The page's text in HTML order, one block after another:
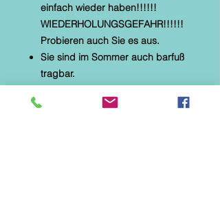
einfach wieder haben!!!!!!
WIEDERHOLUNGSGEFAHR!!!!!!
Probieren auch Sie es aus.
Sie sind im Sommer auch barfuß
tragbar.
* Alberola Hauspantoffel Größen